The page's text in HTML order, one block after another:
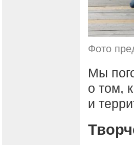
Фото
Мы
о том,
и